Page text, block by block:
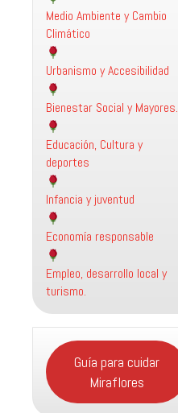
Medio Ambiente y Cambio
Climático
Urbanismo y Accesibilidad
Bienestar Social y Mayores.
Educación, Cultura y
deportes
Infancia y juventud
Economía responsable
Empleo, desarrollo local y
turismo.
Guía para cuidar
Miraflores